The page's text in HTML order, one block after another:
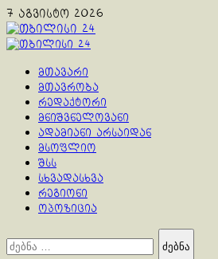
Skip
to
content
7 აგვისტო 2026
Primary
მთავარი
მთავრობა
რედაქტორი
მნიშვნელოვანი
ადამიანი არსაიდან
მსოფლიო
შსს
სხვადასხვა
რეგიონი
ოპოზიცია
ძებნა: